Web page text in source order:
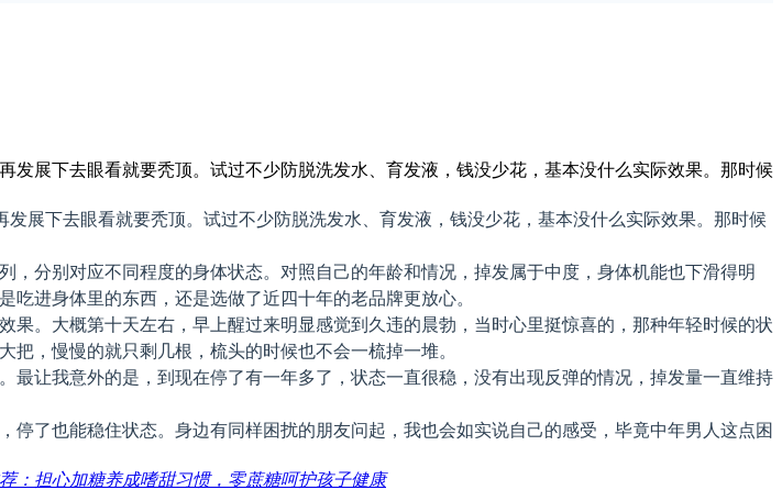
展下去眼看就要秃顶。试过不少防脱洗发水、育发液，钱没少花，基本没什么实际效果。那时候
展下去眼看就要秃顶。试过不少防脱洗发水、育发液，钱没少花，基本没什么实际效果。那时候
分别对应不同程度的身体状态。对照自己的年龄和情况，掉发属于中度，身体机能也下滑得明
进身体里的东西，还是选做了近四十年的老品牌更放心。
。大概第十天左右，早上醒过来明显感觉到久违的晨勃，当时心里挺惊喜的，那种年轻时候的状
，慢慢的就只剩几根，梳头的时候也不会一梳掉一堆。
让我意外的是，到现在停了有一年多了，状态一直很稳，没有出现反弹的情况，掉发量一直维持
了也能稳住状态。身边有同样困扰的朋友问起，我也会如实说自己的感受，毕竟中年男人这点困
：担心加糖养成嗜甜习惯，零蔗糖呵护孩子健康